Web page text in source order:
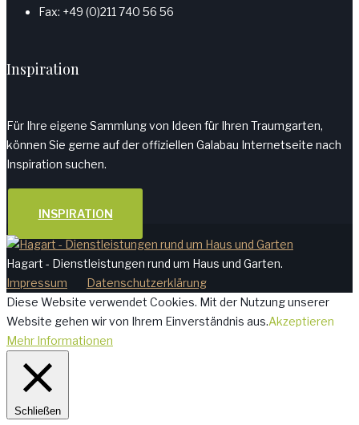
Fax: +49 (0)211 740 56 56
Inspiration
Für Ihre eigene Sammlung von Ideen für Ihren Traumgarten,
können Sie gerne auf der offiziellen Galabau Internetseite nach
Inspiration suchen.
INSPIRATION
Hagart - Dienstleistungen rund um Haus und Garten.
Impressum
Datenschutzerklärung
Diese Website verwendet Cookies. Mit der Nutzung unserer
Website gehen wir von Ihrem Einverständnis aus.Akzeptieren
Mehr Informationen
Schließen